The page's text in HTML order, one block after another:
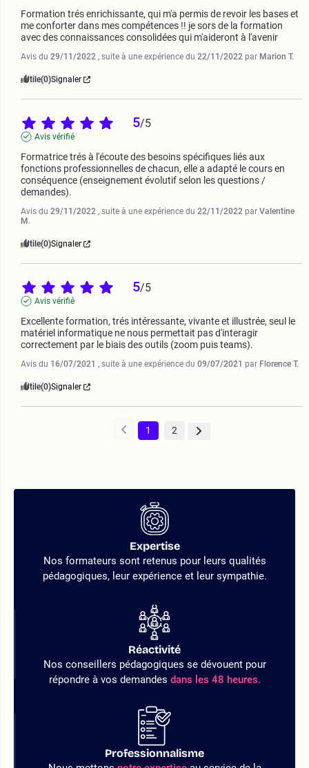
Formation trés enrichissante, qui m'a permis de revoir les bases et
me conforter dans mes compétences !! je sors de la formation
avec des connaissances consolidées qui m'aideront à l'avenir
Avis du 29/11/2022 , suite à une expérience du 22/11/2022 par Marion T.
Utile(0)Signaler
5/5
Avis vérifié
Formatrice trés à l'écoute des besoins spécifiques liés aux
fonctions professionnelles de chacun, elle a adapté le cours en
conséquence (enseignement évolutif selon les questions /
demandes).
Avis du 29/11/2022 , suite à une expérience du 22/11/2022 par Valentine
M.
Utile(0)Signaler
5/5
Avis vérifié
Excellente formation, trés intéressante, vivante et illustrée, seul le
matériel informatique ne nous permettait pas d'interagir
correctement par le biais des outils (zoom puis teams).
Avis du 16/07/2021 , suite à une expérience du 09/07/2021 par Florence T.
Utile(0)Signaler
1 2
Expertise
Nos formateurs sont retenus pour leurs qualités
pédagogiques, leur expérience et leur sympathie.
Réactivité
Nos conseillers pédagogiques se dévouent pour
répondre à vos demandes dans les 48 heures.
Professionnalisme